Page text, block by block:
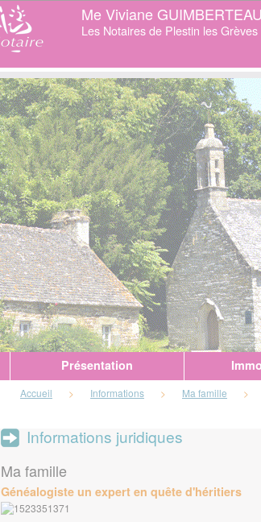
Me Viviane
Les Notaires de Plestin les Grèves
Présentation
Accueil > Informations > Ma famille >
Informations juridiques
Ma famille
Généalogiste un expert en quête d'héritiers